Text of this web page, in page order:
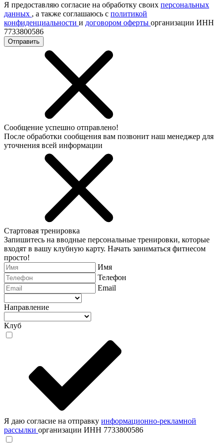
Я предоставляю согласие на обработку своих персональных
данных , а также соглашаюсь с политикой
конфиденциальности и договором оферты организации ИНН
7733800586
Отправить
Сообщение успешно отправлено!
После обработки сообщения вам позвонит наш менеджер для
уточнения всей информации
Стартовая тренировка
Запишитесь на вводные персональные тренировки, которые
входят в вашу клубную карту. Начать заниматься фитнесом
просто!
Имя
Телефон
Email
Направление
Клуб
Я даю согласие на отправку информационно-рекламной
рассылки организации ИНН 7733800586